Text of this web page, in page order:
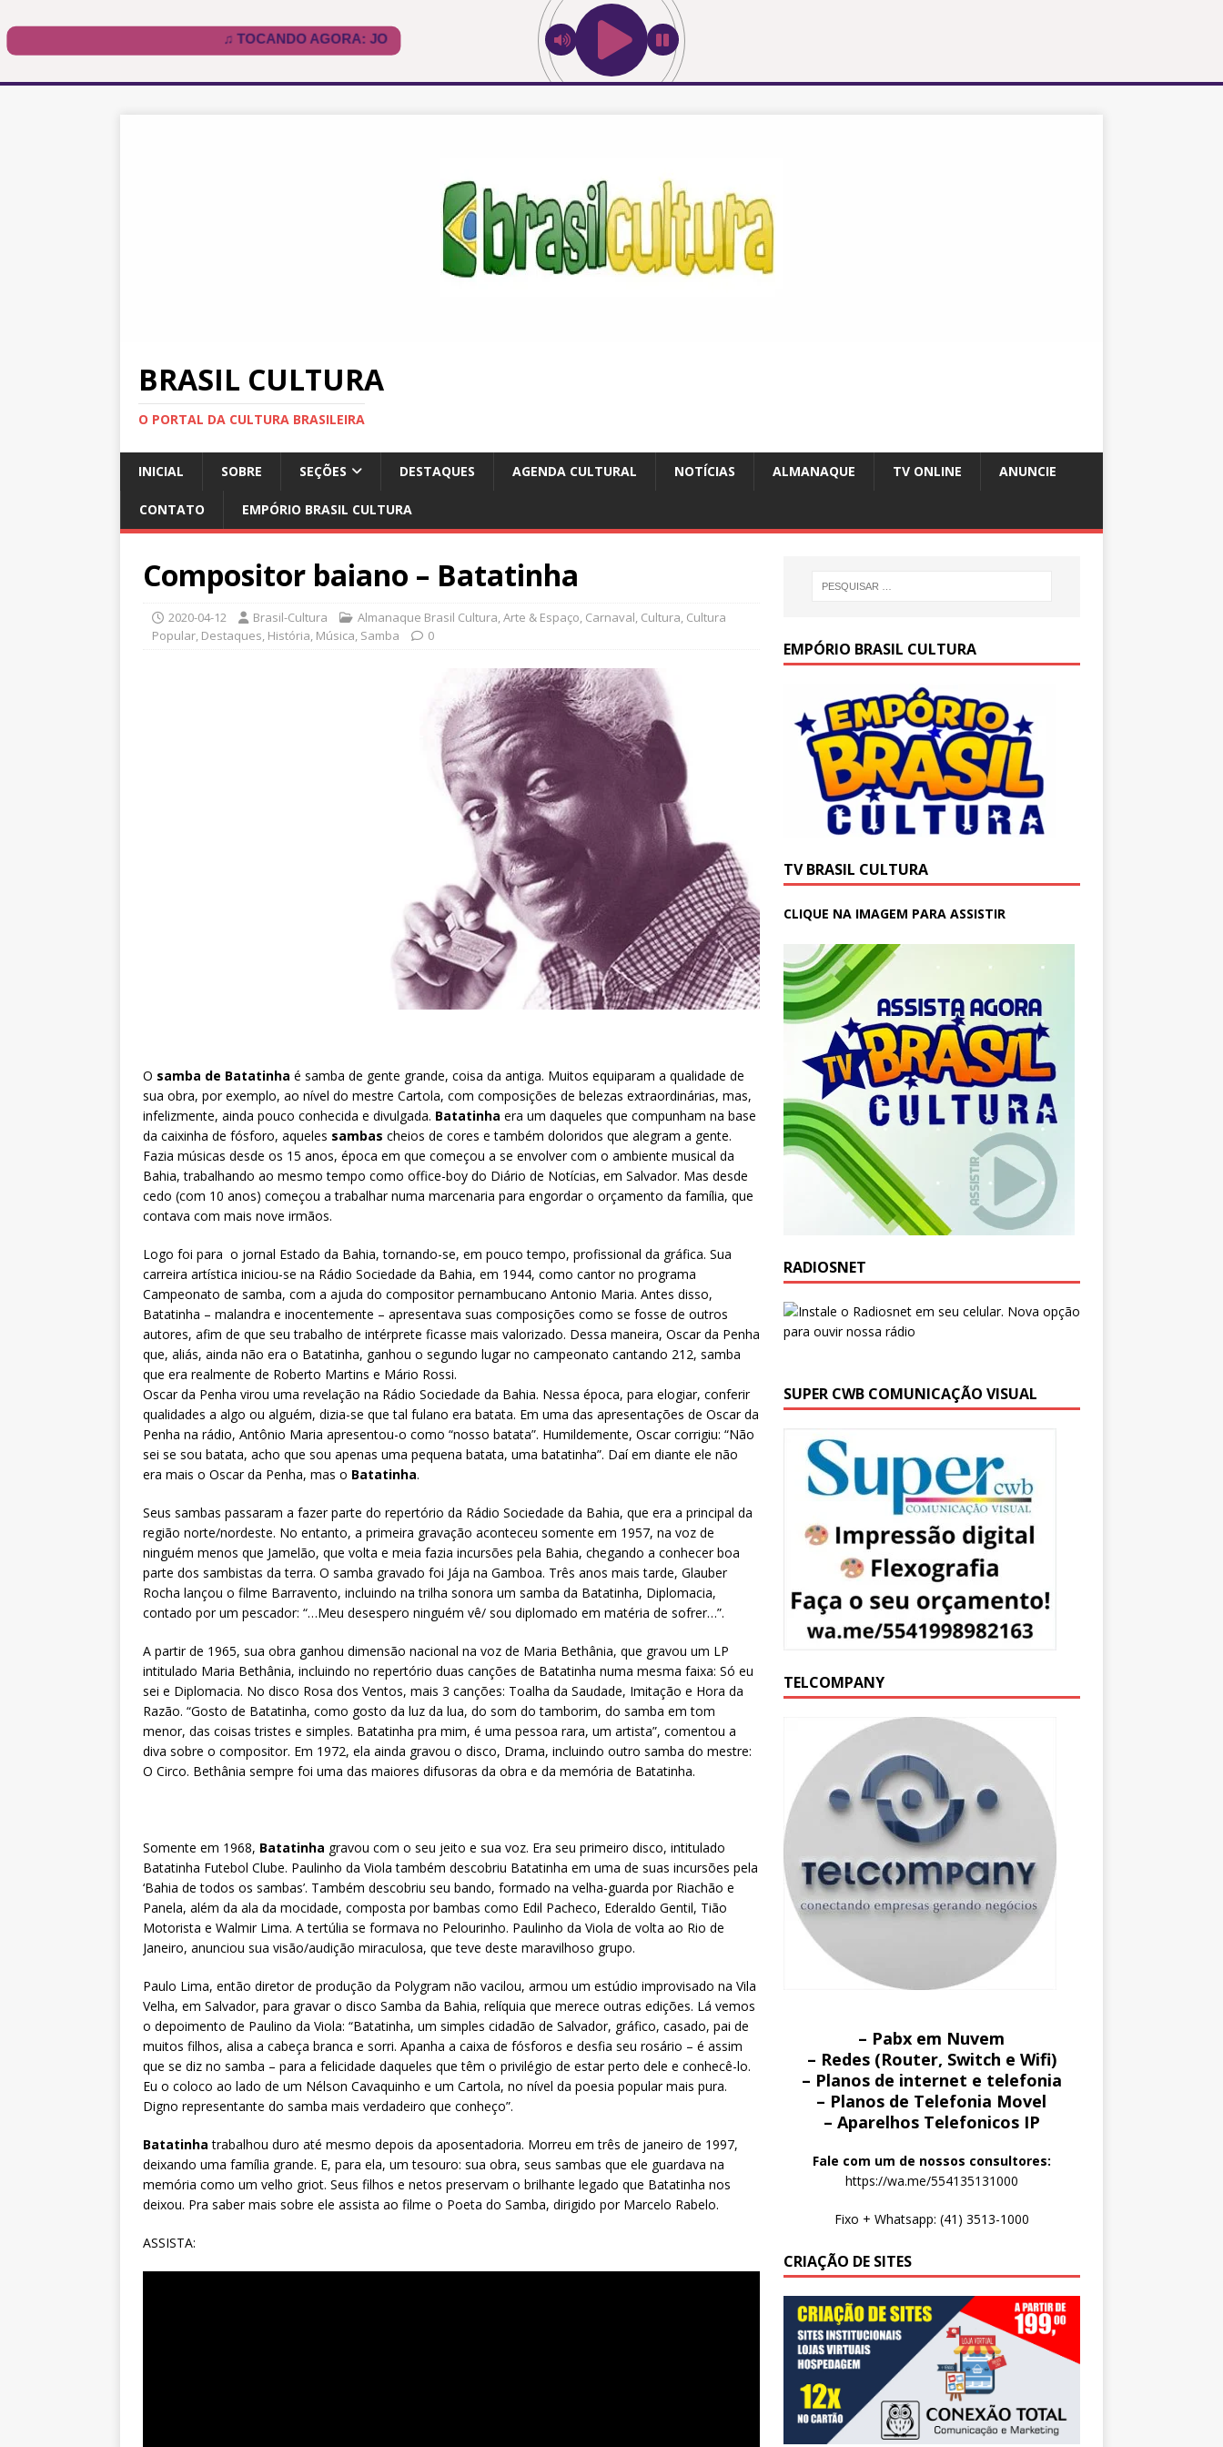
BRASIL CULTURA
O PORTAL DA CULTURA BRASILEIRA
INICIAL SOBRE SEÇÕES DESTAQUES AGENDA CULTURAL NOTÍCIAS ALMANAQUE TV ONLINE ANUNCIE
CONTATO EMPÓRIO BRASIL CULTURA
Compositor baiano – Batatinha
2020-04-12 Brasil-Cultura Almanaque Brasil Cultura,Arte & Espaço, Carnaval, Cultura, Cultura
Popular, Destaques, História, Música, Samba 0
O samba de Batatinha é samba de gente grande, coisa da antiga. Muitos equiparam a qualidade de
sua obra, por exemplo, ao nível do mestre Cartola, com composições de belezas extraordinárias, mas,
infelizmente, ainda pouco conhecida e divulgada. Batatinha era um daqueles que compunham na base
da caixinha de fósforo, aqueles sambas cheios de cores e também doloridos que alegram a gente.
Fazia músicas desde os 15 anos, época em que começou a se envolver com o ambiente musical da
Bahia, trabalhando ao mesmo tempo como office-boy do Diário de Notícias, em Salvador. Mas desde
cedo (com 10 anos) começou a trabalhar numa marcenaria para engordar o orçamento da família, que
contava com mais nove irmãos.
Logo foi para o jornal Estado da Bahia, tornando-se, em pouco tempo, profissional da gráfica. Sua
carreira artística iniciou-se na Rádio Sociedade da Bahia, em 1944, como cantor no programa
Campeonato de samba, com a ajuda do compositor pernambucano Antonio Maria. Antes disso,
Batatinha – malandra e inocentemente – apresentava suas composições como se fosse de outros
autores, afim de que seu trabalho de intérprete ficasse mais valorizado. Dessa maneira, Oscar da Penha
que, aliás, ainda não era o Batatinha, ganhou o segundo lugar no campeonato cantando 212, samba
que era realmente de Roberto Martins e Mário Rossi.
Oscar da Penha virou uma revelação na Rádio Sociedade da Bahia. Nessa época, para elogiar, conferir
qualidades a algo ou alguém, dizia-se que tal fulano era batata. Em uma das apresentações de Oscar da
Penha na rádio, Antônio Maria apresentou-o como “nosso batata”. Humildemente, Oscar corrigiu: “Não
sei se sou batata, acho que sou apenas uma pequena batata, uma batatinha”. Daí em diante ele não
era mais o Oscar da Penha, mas o Batatinha.
Seus sambas passaram a fazer parte do repertório da Rádio Sociedade da Bahia, que era a principal da
região norte/nordeste. No entanto, a primeira gravação aconteceu somente em 1957, na voz de
ninguém menos que Jamelão, que volta e meia fazia incursões pela Bahia, chegando a conhecer boa
parte dos sambistas da terra. O samba gravado foi Jája na Gamboa. Três anos mais tarde, Glauber
Rocha lançou o filme Barravento, incluindo na trilha sonora um samba da Batatinha, Diplomacia,
contado por um pescador: “…Meu desespero ninguém vê/ sou diplomado em matéria de sofrer…”.
A partir de 1965, sua obra ganhou dimensão nacional na voz de Maria Bethânia, que gravou um LP
intitulado Maria Bethânia, incluindo no repertório duas canções de Batatinha numa mesma faixa: Só eu
sei e Diplomacia. No disco Rosa dos Ventos, mais 3 canções: Toalha da Saudade, Imitação e Hora da
Razão. “Gosto de Batatinha, como gosto da luz da lua, do som do tamborim, do samba em tom
menor, das coisas tristes e simples. Batatinha pra mim, é uma pessoa rara, um artista”, comentou a
diva sobre o compositor. Em 1972, ela ainda gravou o disco, Drama, incluindo outro samba do mestre:
O Circo. Bethânia sempre foi uma das maiores difusoras da obra e da memória de Batatinha.
Somente em 1968, Batatinha gravou com o seu jeito e sua voz. Era seu primeiro disco, intitulado
Batatinha Futebol Clube. Paulinho da Viola também descobriu Batatinha em uma de suas incursões pela
‘Bahia de todos os sambas’. Também descobriu seu bando, formado na velha-guarda por Riachão e
Panela, além da ala da mocidade, composta por bambas como Edil Pacheco, Ederaldo Gentil, Tião
Motorista e Walmir Lima. A tertúlia se formava no Pelourinho. Paulinho da Viola de volta ao Rio de
Janeiro, anunciou sua visão/audição miraculosa, que teve deste maravilhoso grupo.
Paulo Lima, então diretor de produção da Polygram não vacilou, armou um estúdio improvisado na Vila
Velha, em Salvador, para gravar o disco Samba da Bahia, relíquia que merece outras edições. Lá vemos
o depoimento de Paulino da Viola: “Batatinha, um simples cidadão de Salvador, gráfico, casado, pai de
muitos filhos, alisa a cabeça branca e sorri. Apanha a caixa de fósforos e desfia seu rosário – é assim
que se diz no samba – para a felicidade daqueles que têm o privilégio de estar perto dele e conhecê-lo.
Eu o coloco ao lado de um Nélson Cavaquinho e um Cartola, no nível da poesia popular mais pura.
Digno representante do samba mais verdadeiro que conheço”.
Batatinha trabalhou duro até mesmo depois da aposentadoria. Morreu em três de janeiro de 1997,
deixando uma família grande. E, para ela, um tesouro: sua obra, seus sambas que ele guardava na
memória como um velho griot. Seus filhos e netos preservam o brilhante legado que Batatinha nos
deixou. Pra saber mais sobre ele assista ao filme o Poeta do Samba, dirigido por Marcelo Rabelo.
ASSISTA:
EMPÓRIO BRASIL CULTURA
TV BRASIL CULTURA
CLIQUE NA IMAGEM PARA ASSISTIR
RADIOSNET
SUPER CWB COMUNICAÇÃO VISUAL
TELCOMPANY
– Pabx em Nuvem
– Redes (Router, Switch e Wifi)
– Planos de internet e telefonia
– Planos de Telefonia Movel
– Aparelhos Telefonicos IP
Fale com um de nossos consultores:
https://wa.me/554135131000
Fixo + Whatsapp: (41) 3513-1000
CRIAÇÃO DE SITES